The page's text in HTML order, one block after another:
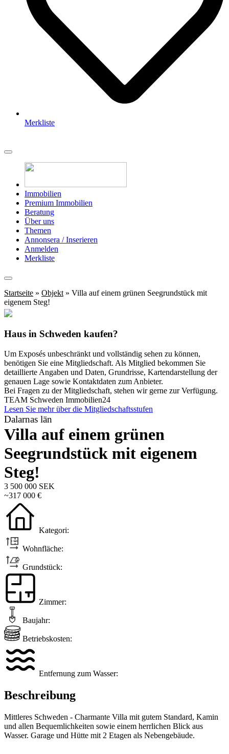
Merkliste
Immobilien
Premium Immobilien
Beratung
Über uns
Themen
Annonsera / Inserieren
Anmelden
Merkliste
Startseite » Objekt » Villa auf einem grünen Seegrundstück mit
eigenem Steg!
Haus in Schweden kaufen?
Um Exposés unbeschränkt und vollständig sehen zu können,
benötigen Sie eine Mitgliedschaft. Als Mitglied bekommen Sie
detaillierte Angaben und Daten, Grundrisse, Kartendarstellung der
genauen Lage sowie Kontaktdaten zum Anbieter.
Bei Fragen zu der Mitgliedschaft, stehen wir gerne zur Verfügung.
TEAM Schweden Immobilien24
Lesen Sie mehr über die Mitgliedschaftsstufen
Dalarnas län
Villa auf einem grünen
Seegrundstück mit eigenem
Steg!
3 500 000 SEK
~317 000 €
Kategori:
Wohnfläche:
Grundstück:
Zimmer:
Baujahr:
Betriebskosten:
Entfernung zum Wasser:
Beschreibung
Mittleres Schweden - Charmante Villa mit gutem Standard, Kamin
und allen Bequemlichkeiten sowie einem herrlichen Blick aus
Wasser. Garage und Hütte mit 2 Etagen als Nebengebäude.